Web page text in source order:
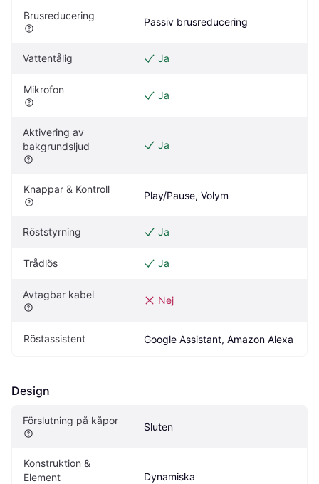
Brusreducering
Passiv brusreducering
Vattentålig Ja
Mikrofon Ja
Aktivering av
bakgrundsljud
Ja
Knappar & Kontroll
Play/Pause, Volym
Röststyrning Ja
Trådlös Ja
Avtagbar kabel Nej
Röstassistent Google Assistant, Amazon Alexa
Design
Förslutning på kåpor
Sluten
Konstruktion &
Element
Dynamiska